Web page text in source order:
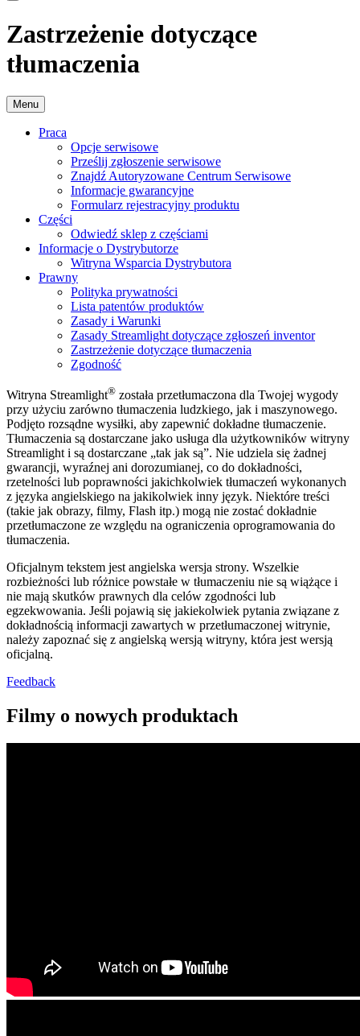
Zastrzeżenie dotyczące
tłumaczenia
Menu
Praca
Opcje serwisowe
Prześlij zgłoszenie serwisowe
Znajdź Autoryzowane Centrum Serwisowe
Informacje gwarancyjne
Formularz rejestracyjny produktu
Części
Odwiedź sklep z częściami
Informacje o Dystrybutorze
Witryna Wsparcia Dystrybutora
Prawny
Polityka prywatności
Lista patentów produktów
Zasady i Warunki
Zasady Streamlight dotyczące zgłoszeń inventor
Zastrzeżenie dotyczące tłumaczenia
Zgodność
Witryna Streamlight® została przetłumaczona dla Twojej wygody
przy użyciu zarówno tłumaczenia ludzkiego, jak i maszynowego.
Podjęto rozsądne wysiłki, aby zapewnić dokładne tłumaczenie.
Tłumaczenia są dostarczane jako usługa dla użytkowników witryny
Streamlight i są dostarczane „tak jak są”. Nie udziela się żadnej
gwarancji, wyraźnej ani dorozumianej, co do dokładności,
rzetelności lub poprawności jakichkolwiek tłumaczeń wykonanych
z języka angielskiego na jakikolwiek inny język. Niektóre treści
(takie jak obrazy, filmy, Flash itp.) mogą nie zostać dokładnie
przetłumaczone ze względu na ograniczenia oprogramowania do
tłumaczenia.
Oficjalnym tekstem jest angielska wersja strony. Wszelkie
rozbieżności lub różnice powstałe w tłumaczeniu nie są wiążące i
nie mają skutków prawnych dla celów zgodności lub
egzekwowania. Jeśli pojawią się jakiekolwiek pytania związane z
dokładnością informacji zawartych w przetłumaczonej witrynie,
należy zapoznać się z angielską wersją witryny, która jest wersją
oficjalną.
Feedback
Filmy o nowych produktach